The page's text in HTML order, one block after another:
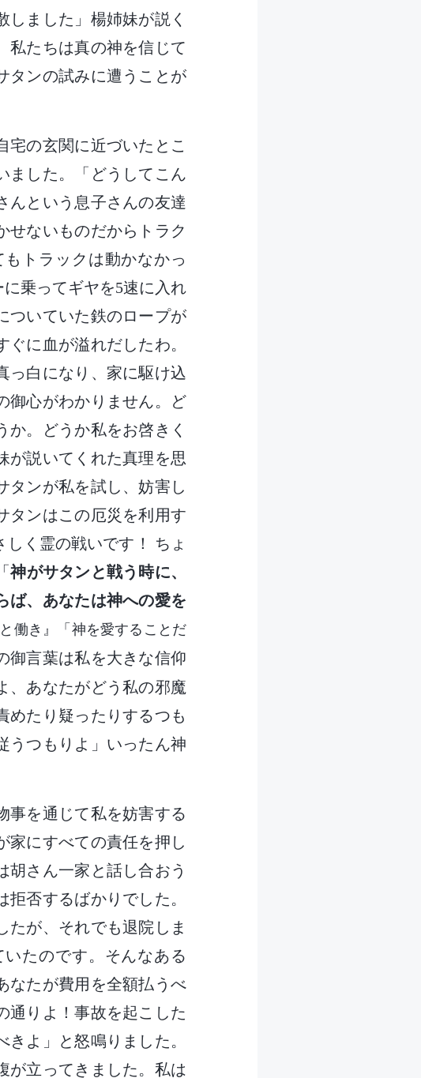
ました」楊姉妹が説く
私たちは真の神を信じて
タンの試みに遭うことが
宅の玄関に近づいたとこ
ました。「どうしてこん
んという息子さんの友達
せないものだからトラク
トラックは動かなかっ
乗ってギヤを5速に入れ
ついていた鉄のロープが
に血が溢れだしたわ。
白になり、家に駆け込
御心がわかりません。ど
か。どうか私をお啓きく
説いてくれた真理を思
タンが私を試し、妨害し
タンはこの厄災を利用す
く霊の戦いです！ ちょ
神がサタンと戦う時に、
ば、あなたは神への愛を
と働き』「神を愛することだ
御言葉は私を大きな信仰
、あなたがどう私の邪魔
めたり疑ったりするつも
うつもりよ」いったん神
事を通じて私を妨害する
家にすべての責任を押し
胡さん一家と話し合おう
否するばかりでした。
たが、それでも退院しま
たのです。そんなある
なたが費用を全額払うべ
通りよ！事故を起こした
よ」と怒鳴りました。
が立ってきました。私は